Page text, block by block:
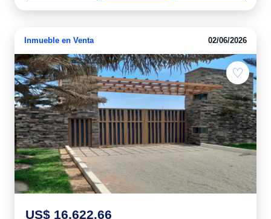
Inmueble en Venta 02/06/2026
♡
US$ 16,622.66